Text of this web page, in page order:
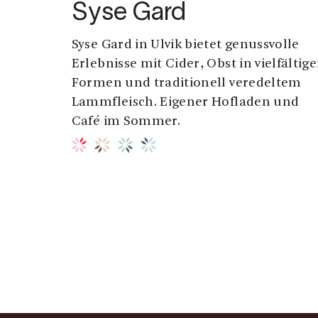
Syse Gard
Syse Gard in Ulvik bietet genussvolle
Erlebnisse mit Cider, Obst in
Formen und traditionell veredeltem
Lammfleisch. Eigener Hofladen und
Café im Sommer.